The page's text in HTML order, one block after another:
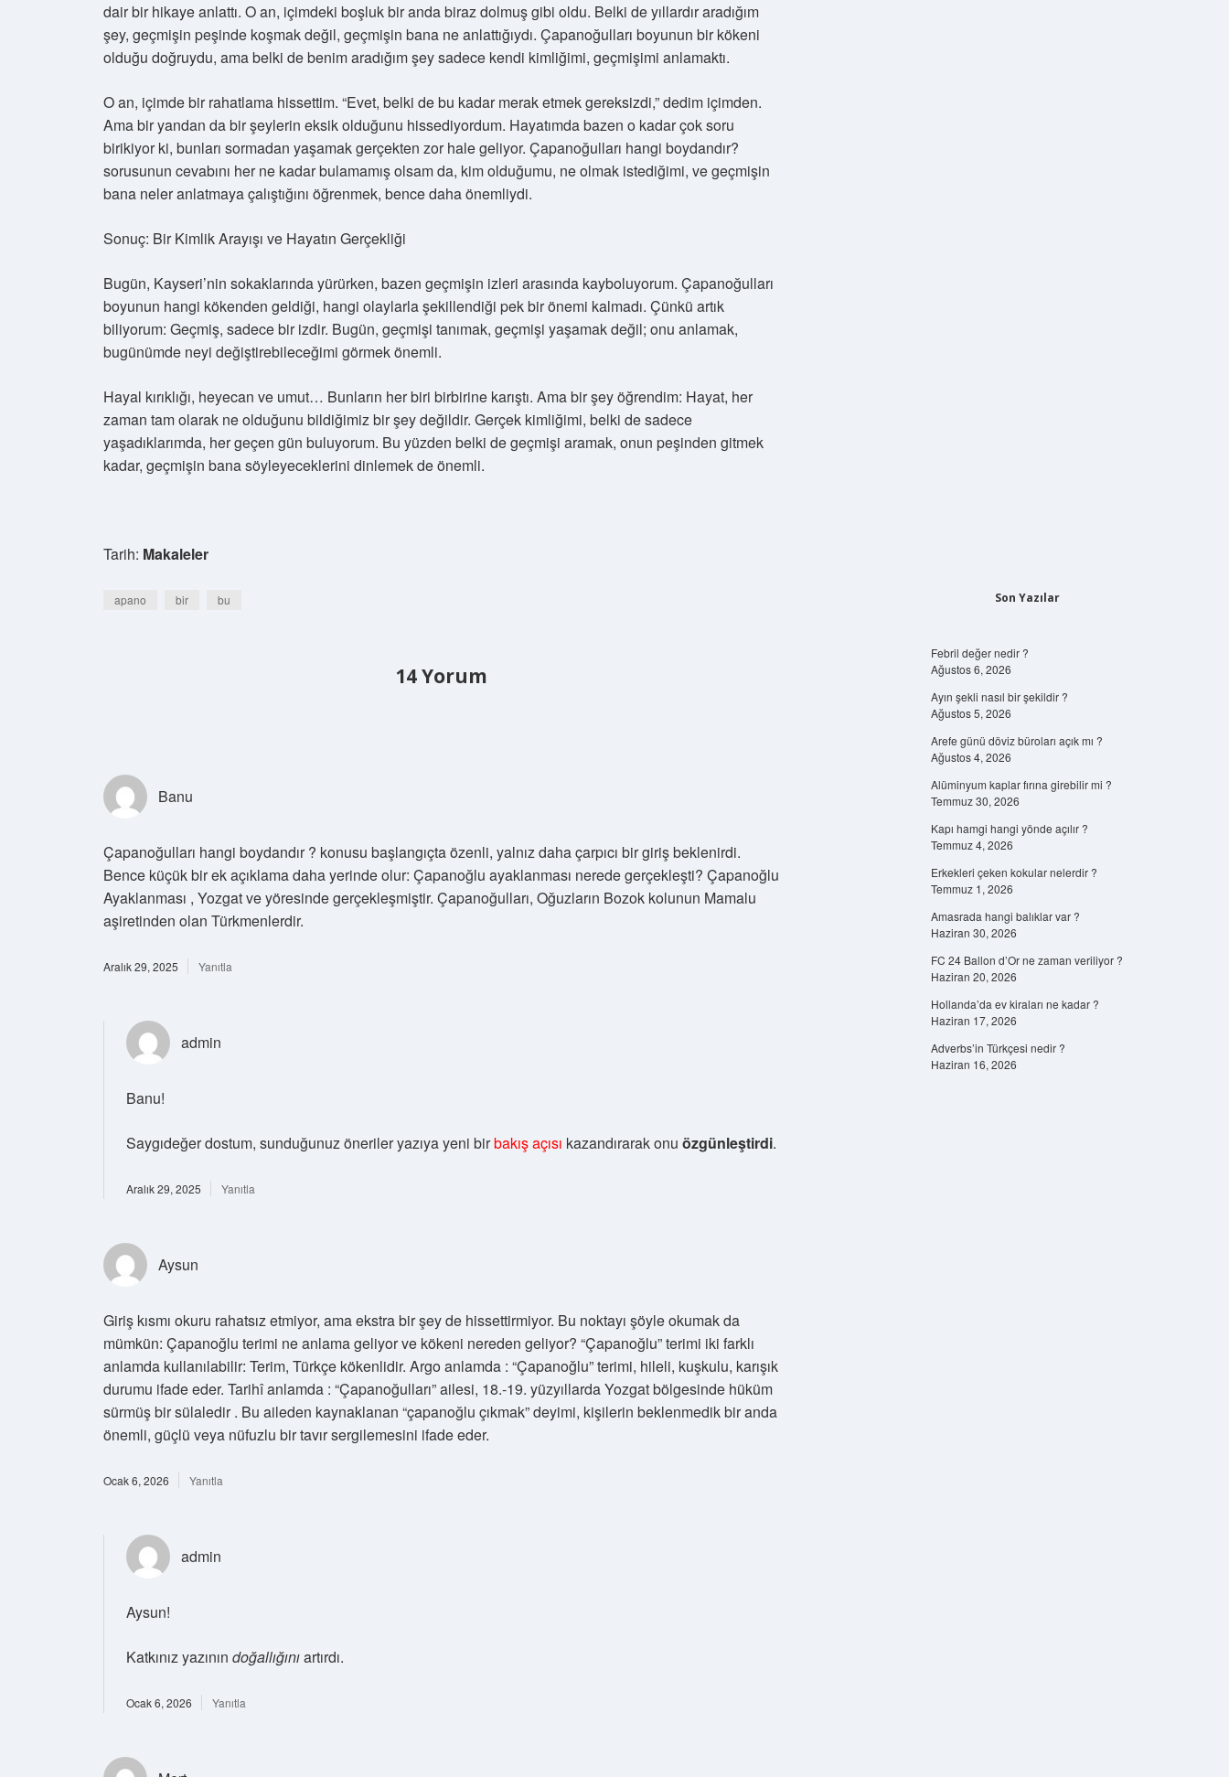
dair bir hikaye anlattı. O an, içimdeki boşluk bir anda biraz dolmuş gibi oldu. Belki de yıllardır aradığım
şey, geçmişin peşinde koşmak değil, geçmişin bana ne anlattığıydı. Çapanoğulları boyunun bir kökeni
olduğu doğruydu, ama belki de benim aradığım şey sadece kendi kimliğimi, geçmişimi anlamaktı.
O an, içimde bir rahatlama hissettim. “Evet, belki de bu kadar merak etmek gereksizdi,” dedim içimden.
Ama bir yandan da bir şeylerin eksik olduğunu hissediyordum. Hayatımda bazen o kadar çok soru
birikiyor ki, bunları sormadan yaşamak gerçekten zor hale geliyor. Çapanoğulları hangi boydandır?
sorusunun cevabını her ne kadar bulamamış olsam da, kim olduğumu, ne olmak istediğimi, ve geçmişin
bana neler anlatmaya çalıştığını öğrenmek, bence daha önemliydi.
Sonuç: Bir Kimlik Arayışı ve Hayatın Gerçekliği
Bugün, Kayseri’nin sokaklarında yürürken, bazen geçmişin izleri arasında kayboluyorum. Çapanoğulları
boyunun hangi kökenden geldiği, hangi olaylarla şekillendiği pek bir önemi kalmadı. Çünkü artık
biliyorum: Geçmiş, sadece bir izdir. Bugün, geçmişi tanımak, geçmişi yaşamak değil; onu anlamak,
bugünümde neyi değiştirebileceğimi görmek önemli.
Hayal kırıklığı, heyecan ve umut… Bunların her biri birbirine karıştı. Ama bir şey öğrendim: Hayat, her
zaman tam olarak ne olduğunu bildiğimiz bir şey değildir. Gerçek kimliğimi, belki de sadece
yaşadıklarımda, her geçen gün buluyorum. Bu yüzden belki de geçmişi aramak, onun peşinden gitmek
kadar, geçmişin bana söyleyeceklerini dinlemek de önemli.
Tarih: Makaleler
apano bir bu
14 Yorum
Banu
Çapanoğulları hangi boydandır ? konusu başlangıçta özenli, yalnız daha çarpıcı bir giriş beklenirdi.
Bence küçük bir ek açıklama daha yerinde olur: Çapanoğlu ayaklanması nerede gerçekleşti? Çapanoğlu
Ayaklanması , Yozgat ve yöresinde gerçekleşmiştir. Çapanoğulları, Oğuzların Bozok kolunun Mamalu
aşiretinden olan Türkmenlerdir.
Aralık 29, 2025 Yanıtla
admin
Banu!
Saygıdeğer dostum, sunduğunuz öneriler yazıya yeni birbakış açısı kazandırarak onu özgünleştirdi.
Aralık 29, 2025 Yanıtla
Aysun
Giriş kısmı okuru rahatsız etmiyor, ama ekstra bir şey de hissettirmiyor. Bu noktayı şöyle okumak da
mümkün: Çapanoğlu terimi ne anlama geliyor ve kökeni nereden geliyor? “Çapanoğlu” terimi iki farklı
anlamda kullanılabilir: Terim, Türkçe kökenlidir. Argo anlamda : “Çapanoğlu” terimi, hileli, kuşkulu, karışık
durumu ifade eder. Tarihî anlamda : “Çapanoğulları” ailesi, 18.-19. yüzyıllarda Yozgat bölgesinde hüküm
sürmüş bir sülaledir . Bu aileden kaynaklanan “çapanoğlu çıkmak” deyimi, kişilerin beklenmedik bir anda
önemli, güçlü veya nüfuzlu bir tavır sergilemesini ifade eder.
Ocak 6, 2026 Yanıtla
admin
Aysun!
Katkınız yazının doğallığınıartırdı.
Ocak 6, 2026 Yanıtla
Son Yazılar
Febril değer nedir ?
Ağustos 6, 2026
Ayın şekli nasıl bir şekildir ?
Ağustos 5, 2026
Arefe günü döviz büroları açık mı ?
Ağustos 4, 2026
Alüminyum kaplar fırına girebilir mi ?
Temmuz 30, 2026
Kapı hamgi hangi yönde açılır ?
Temmuz 4, 2026
Erkekleri çeken kokular nelerdir ?
Temmuz 1, 2026
Amasrada hangi balıklar var ?
Haziran 30, 2026
FC 24 Ballon d’Or ne zaman veriliyor ?
Haziran 20, 2026
Hollanda’da ev kiraları ne kadar ?
Haziran 17, 2026
Adverbs’in Türkçesi nedir ?
Haziran 16, 2026